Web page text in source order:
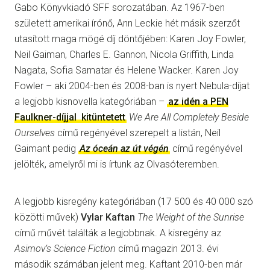
Gabo Könyvkiadó SFF sorozatában. Az 1967-ben
született amerikai írónő, Ann Leckie hét másik szerzőt
utasított maga mögé díj döntőjében: Karen Joy Fowler,
Neil Gaiman, Charles E. Gannon, Nicola Griffith, Linda
Nagata, Sofia Samatar és Helene Wacker. Karen Joy
Fowler – aki 2004-ben és 2008-ban is nyert Nebula-díjat
a legjobb kisnovella kategóriában – az idén a PEN
Faulkner-díjjal kitüntetett We Are All Completely Beside
Ourselves című regényével szerepelt a listán, Neil
Gaimant pedig Az óceán az út végén című regényével
jelölték, amelyről mi is írtunk az Olvasóteremben.
A legjobb kisregény kategóriában (17 500 és 40 000 szó
közötti művek) Vylar Kaftan The Weight of the Sunrise
című művét találták a legjobbnak. A kisregény az
Asimov’s Science Fiction című magazin 2013. évi
második számában jelent meg. Kaftant 2010-ben már